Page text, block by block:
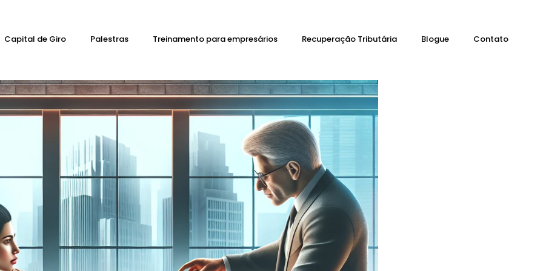
Capital de Giro Palestras Treinamento para empresários Recuperação Tributária Blogue Contato